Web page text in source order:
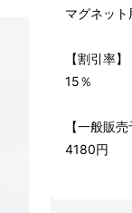
マグネット
【割引率】
15％
【一般販売
4180円